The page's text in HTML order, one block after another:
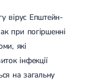
вірус Епштейн-
при погіршенні
які
інфекції
на загальну